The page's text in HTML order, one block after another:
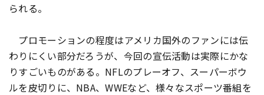
られる。
プロモーションの程度はアメリカ国外のファンには伝
わりにくい部分だろうが、今回の宣伝活動は実際にかな
りすごいものがある。NFLのプレーオフ、スーパーボウ
ルを皮切りに、NBA、WWEなど、様々なスポーツ番組を